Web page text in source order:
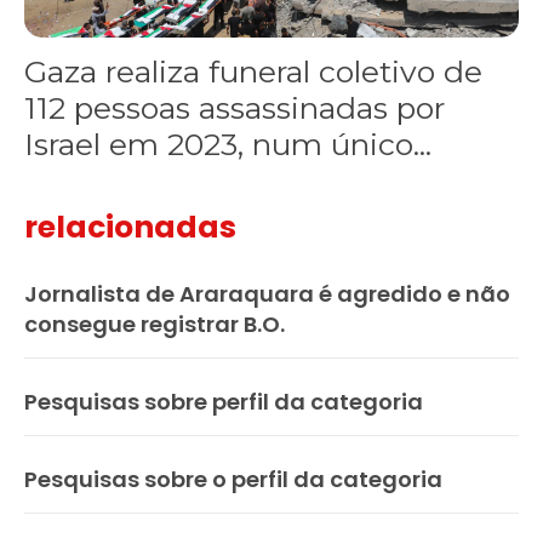
Gaza realiza funeral coletivo de
112 pessoas assassinadas por
Israel em 2023, num único...
relacionadas
Jornalista de Araraquara é agredido e não
consegue registrar B.O.
Pesquisas sobre perfil da categoria
Pesquisas sobre o perfil da categoria